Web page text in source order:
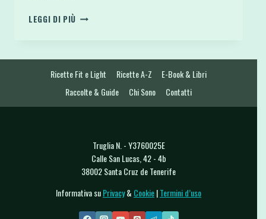
LEGGI DI PIÙ
E
NUTRIENTI)
Ricette Fit e Light Ricette A-Z
E-Book & Libri
Raccolte & Guide
Chi Sono Contatti
Truglia N. - Y3760025E
Calle San Lucas, 42 - 4b
38002 Santa Cruz de Tenerife
Informativa suPrivacy& Cookie|Termini d’uso